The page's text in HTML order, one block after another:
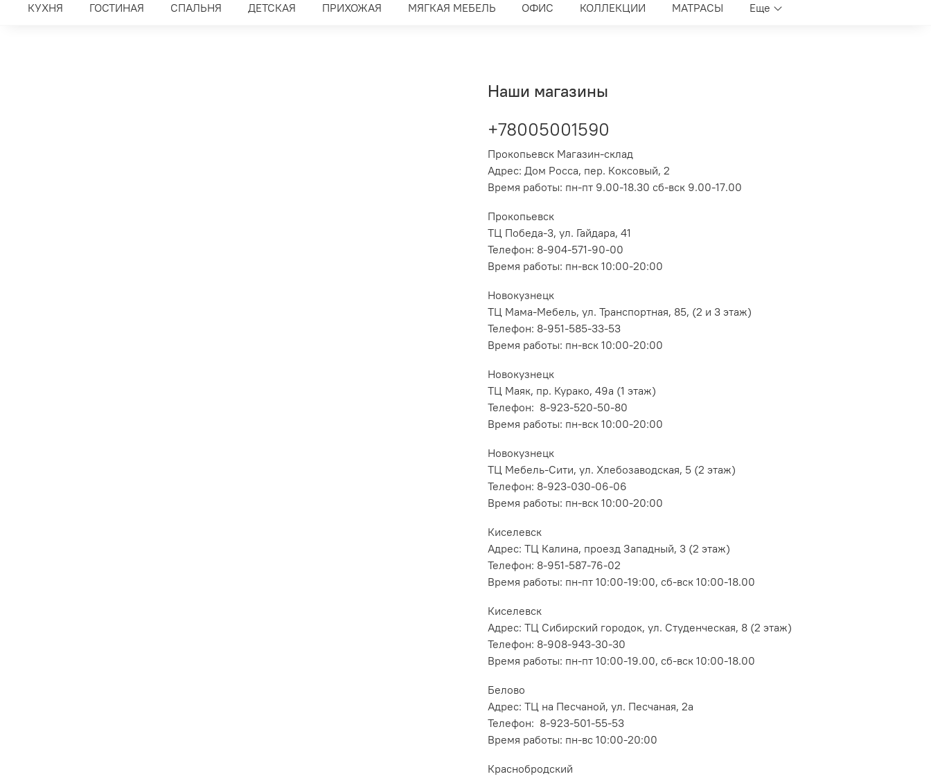
КУХНЯ ГОСТИНАЯ СПАЛЬНЯ ДЕТСКАЯ ПРИХОЖАЯ МЯГКАЯ МЕБЕЛЬ ОФИС КОЛЛЕКЦИИ МАТРАСЫ Еще
Наши магазины
+78005001590
Прокопьевск Магазин-склад
Адрес: Дом Росса, пер. Коксовый, 2
Время работы: пн-пт 9.00-18.30 сб-вск 9.00-17.00
Прокопьевск
ТЦ Победа-3, ул. Гайдара, 41
Телефон: 8-904-571-90-00
Время работы: пн-вск 10:00-20:00
Новокузнецк
ТЦ Мама-Мебель, ул. Транспортная, 85, (2 и 3 этаж)
Телефон: 8-951-585-33-53
Время работы: пн-вск 10:00-20:00
Новокузнецк
ТЦ Маяк, пр. Курако, 49а (1 этаж)
Телефон: 8-923-520-50-80
Время работы: пн-вск 10:00-20:00
Новокузнецк
ТЦ Мебель-Сити, ул. Хлебозаводская, 5 (2 этаж)
Телефон: 8-923-030-06-06
Время работы: пн-вск 10:00-20:00
Киселевск
Адрес: ТЦ Калина, проезд Западный, 3 (2 этаж)
Телефон: 8-951-587-76-02
Время работы: пн-пт 10:00-19:00, сб-вск 10:00-18.00
Киселевск
Адрес: ТЦ Сибирский городок, ул. Студенческая, 8 (2 этаж)
Телефон: 8-908-943-30-30
Время работы: пн-пт 10:00-19.00, сб-вск 10:00-18.00
Белово
Адрес: ТЦ на Песчаной, ул. Песчаная, 2а
Телефон: 8-923-501-55-53
Время работы: пн-вс 10:00-20:00
Краснобродский